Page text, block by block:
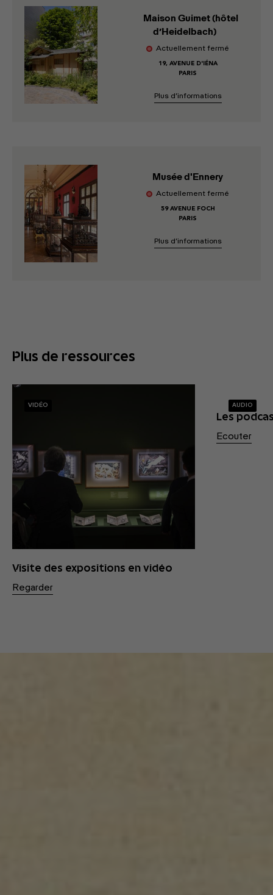
Maison Guimet (hôtel
d’Heidelbach)
Actuellement fermé
19, AVENUE D'IÉNA
PARIS
Plus d’informations
Musée d'Ennery
Actuellement fermé
59 AVENUE FOCH
PARIS
Plus d’informations
Plus de ressources
VIDÉO
Visite des expositions en vidéo
Regarder
AUDIO
Les
Ecouter